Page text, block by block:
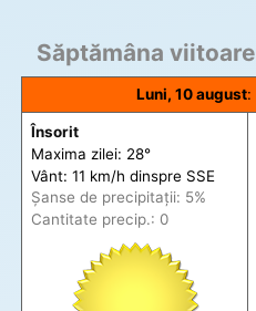
Săptămâna viitoare
Luni, 10 august:
Însorit
Maxima zilei: 28°
Vânt: 11 km/h dinspre SSE
Șanse de precipitații: 5%
Cantitate precip.: 0